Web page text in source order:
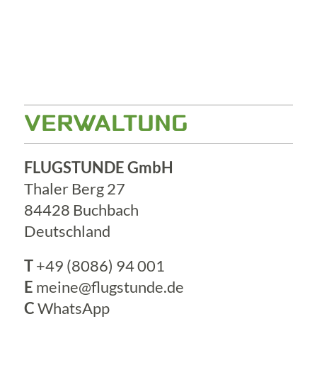
VERWALTUNG
FLUGSTUNDE GmbH
Thaler Berg 27
84428 Buchbach
Deutschland
T +49 (8086) 94 001
E meine@flugstunde.de
CWhatsApp